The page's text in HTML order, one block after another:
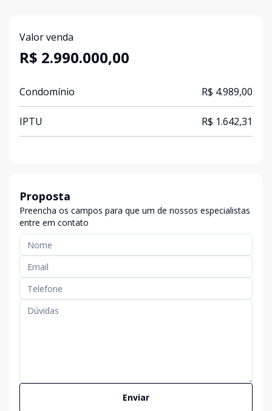
Valor venda
R$ 2.990.000,00
Condomínio R$ 4.989,00
IPTU R$ 1.642,31
Proposta
Preencha os campos para que um de nossos especialistas
entre em contato
Enviar